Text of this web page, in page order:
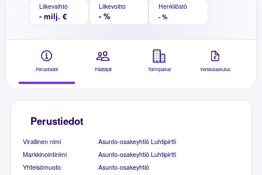
Liikevaihto
- milj. €
Liikevoitto
- %
Henkilöstö
- %
Perustiedot Päättäjät Toimipaikat Verkkolaskutus
Perustiedot
Virallinen nimi
Asunto-osakeyhtiö Luhtipirtti
Markkinointinimi
Asunto-osakeyhtiö Luhtipirtti
Yhteisömuoto
Asunto-osakeyhtiö